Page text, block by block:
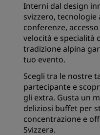
Interni dal design
svizzero, tecnologie
conferenze,
velocità e specialità
tradizione alpina
tuo evento.
Scegli tra le nostre
partecipante e
gli extra. Gusta un
deliziosi buffet per
concentrazione e
Svizzera.